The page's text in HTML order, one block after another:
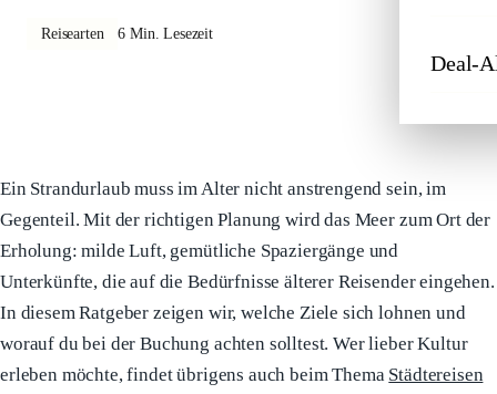
Deal-
Reisearten 6 Min. Lesezeit
Ein Strandurlaub muss im Alter nicht anstrengend sein, im
Gegenteil. Mit der richtigen Planung wird das Meer zum Ort der
Erholung: milde Luft, gemütliche Spaziergänge und
Unterkünfte, die auf die Bedürfnisse älterer Reisender eingehen.
In diesem Ratgeber zeigen wir, welche Ziele sich lohnen und
worauf du bei der Buchung achten solltest. Wer lieber Kultur
erleben möchte, findet übrigens auch beim Thema Städtereisen